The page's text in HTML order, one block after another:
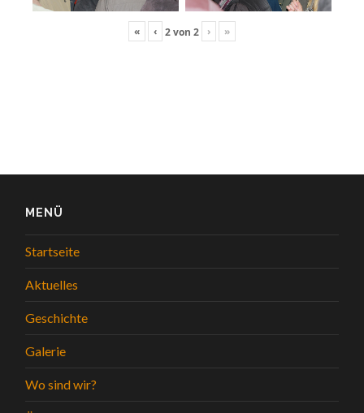
« ‹ 2von 2 › »
MENÜ
Startseite
Aktuelles
Geschichte
Galerie
Wo sind wir?